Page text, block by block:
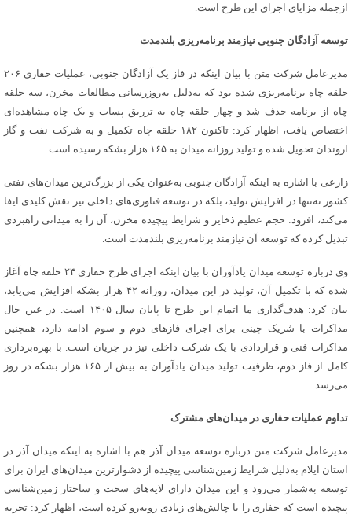
ازجمله مزایای اجرای این طرح است.
توسعه آزادگان جنوبی نیازمند برنامه‌ریزی بلندمدت
مدیرعامل شرکت متن با بیان اینکه در فاز یک آزادگان جنوبی، عملیات حفاری ۲۰۶
حلقه چاه برنامه‌ریزی شده بود که به‌دلیل به‌روزرسانی مطالعات مخزن، سه حلقه
چاه از برنامه حذف شد و چهار حلقه چاه به تزریق پساب و یک چاه مشاهده‌ای
اختصاص یافت، اظهار کرد: تاکنون ۱۸۲ حلقه چاه تکمیل و به شرکت نفت و گاز
اروندان تحویل شده و تولید روزانه میدان به ۱۶۵ هزار بشکه رسیده است.
زارعی با اشاره به اینکه آزادگان جنوبی به‌عنوان یکی از بزرگ‌ترین میدان‌های نفتی
کشور نه‌تنها در افزایش تولید، بلکه در توسعه فناوری‌های داخلی نیز نقش کلیدی ایفا
می‌کند، افزود: حجم عظیم ذخایر و شرایط پیچیده مخزن، آن را به میدانی راهبردی
تبدیل کرده که توسعه آن نیازمند برنامه‌ریزی بلندمدت است.
وی درباره توسعه میدان یادآوران با بیان اینکه اجرای طرح حفاری ۲۴ حلقه چاه آغاز
شده که با تکمیل آن، تولید در این میدان، روزانه ۴۲ هزار بشکه افزایش می‌یابد،
بیان کرد: هدف‌گذاری ما اتمام این طرح تا پایان سال ۱۴۰۵ است. در عین حال
مذاکرات با شریک چینی برای اجرای فازهای دوم و سوم ادامه دارد، همچنین
مذاکرات فنی و قراردادی با یک شرکت داخلی نیز در جریان است. با بهره‌برداری
کامل از فاز دوم، ظرفیت تولید میدان یادآوران به بیش از ۱۶۵ هزار بشکه در روز
می‌رسد.
تداوم عملیات حفاری در میدان‌های مشترک
مدیرعامل شرکت متن درباره توسعه میدان آذر هم با اشاره به اینکه میدان آذر در
استان ایلام به‌دلیل شرایط زمین‌شناسی پیچیده از دشوارترین میدان‌های ایران برای
توسعه به‌شمار می‌رود و این میدان دارای لایه‌های سخت و ساختار زمین‌شناسی
پیچیده است که حفاری را با چالش‌های زیادی روبه‌رو کرده است، اظهار کرد: تجربه